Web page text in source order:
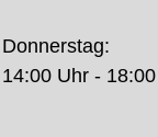
Donnerstag:
14:00 Uhr -